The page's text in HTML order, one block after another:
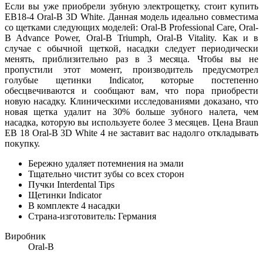
Если вы уже приобрели зубную электрощетку, стоит купить
EB18-4 Oral-B 3D White. Данная модель идеально совместима
со щетками следующих моделей: Oral-B Professional Care, Oral-
B Advance Power, Oral-B Triumph, Oral-B Vitality. Как и в
случае с обычной щеткой, насадки следует периодически
менять, приблизительно раз в 3 месяца. Чтобы вы не
пропустили этот момент, производитель предусмотрел
голубые щетинки Indicator, которые постепенно
обесцвечиваются и сообщают вам, что пора приобрести
новую насадку. Клиническими исследованиями доказано, что
новая щетка удалит на 30% больше зубного налета, чем
насадка, которую вы используете более 3 месяцев. Цена Braun
EB 18 Oral-B 3D White 4 не заставит вас надолго откладывать
покупку.
Бережно удаляет потемнения на эмали
Тщательно чистит зубы со всех сторон
Пучки Interdental Tips
Щетинки Indicator
В комплекте 4 насадки
Страна-изготовитель: Германия
Виробник
Oral-B